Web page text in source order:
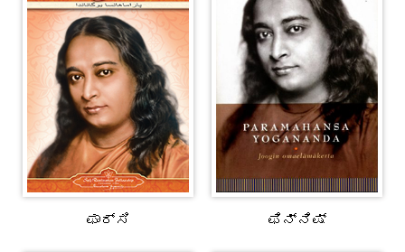
ಫಾರ್ಸಿ ಫಿನ್ನಿಷ್